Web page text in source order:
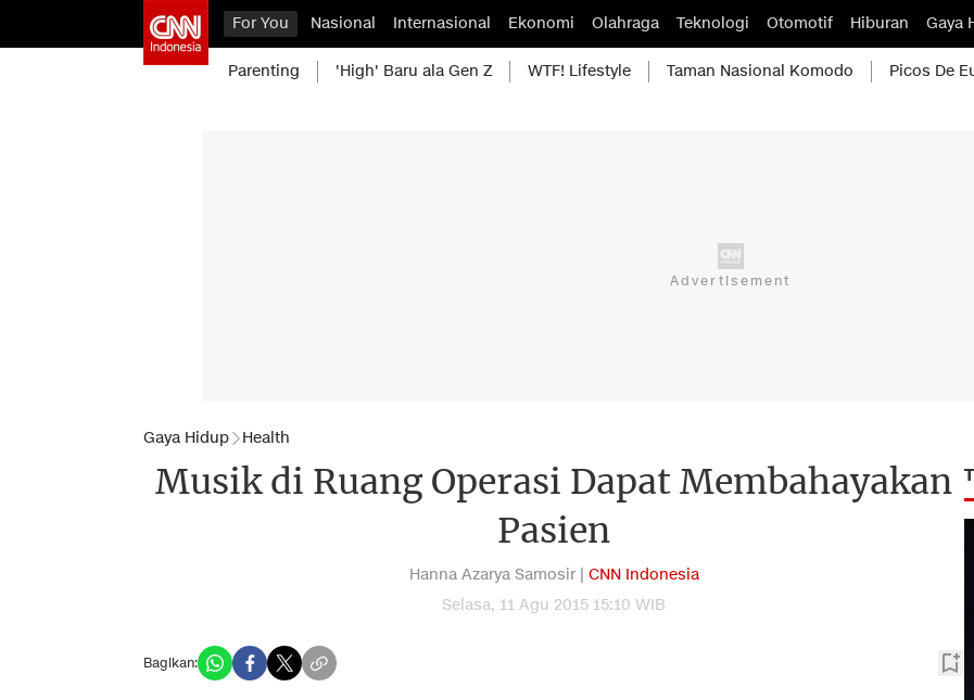
For You Nasional Internasional Ekonomi Olahraga Teknologi Otomotif Hiburan Gaya
Parenting 'High' Baru ala Gen Z WTF! Lifestyle Taman Nasional Komodo Picos De
Gaya Hidup Health
Musik di Ruang Operasi Dapat Membahayakan
Pasien
Hanna Azarya Samosir | CNN Indonesia
Selasa, 11 Agu 2015 15:10 WIB
Bagikan: